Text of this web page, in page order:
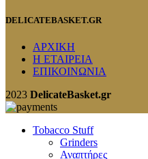
DELICATEBASKET.GR
ΑΡΧΙΚΗ
Η ΕΤΑΙΡΕΙΑ
ΕΠΙΚΟΙΝΩΝΙΑ
2023 DelicateBasket.gr
Tobacco Stuff
Grinders
Αναπτήρες